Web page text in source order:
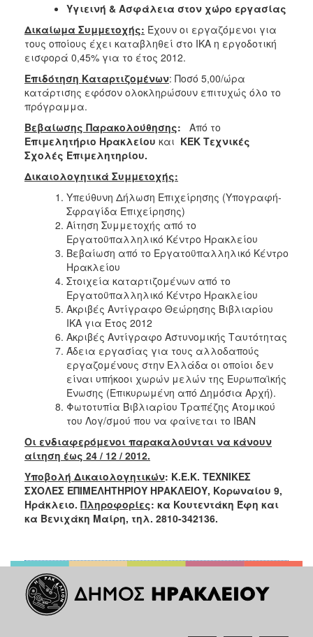
Υγιεινή & Ασφάλεια στον χώρο εργασίας
Δικαίωμα Συμμετοχής: Έχουν οι εργαζόμενοι για
τους οποίους έχει καταβληθεί στο ΙΚΑ η εργοδοτική
εισφορά 0,45% για το έτος 2012.
Επιδότηση Καταρτιζομένων: Ποσό 5,00/ώρα
κατάρτισης εφόσον ολοκληρώσουν επιτυχώς όλο το
πρόγραμμα.
Βεβαίωσης Παρακολούθησης: Από το
Επιμελητήριο Ηρακλείου και ΚΕΚ Τεχνικές
Σχολές Επιμελητηρίου.
Δικαιολογητικά Συμμετοχής:
Υπεύθυνη Δήλωση Επιχείρησης (Υπογραφή-
Σφραγίδα Επιχείρησης)
Αίτηση Συμμετοχής από το
Εργατοϋπαλληλικό Κέντρο Ηρακλείου
Βεβαίωση από το Εργατοϋπαλληλικό Κέντρο
Ηρακλείου
Στοιχεία καταρτιζομένων από το
Εργατοϋπαλληλικό Κέντρο Ηρακλείου
Ακριβές Αντίγραφο Θεώρησης Βιβλιαρίου
ΙΚΑ για Έτος 2012
Ακριβές Αντίγραφο Αστυνομικής Ταυτότητας
Άδεια εργασίας για τους αλλοδαπούς
εργαζομένους στην Ελλάδα οι οποίοι δεν
είναι υπήκοοι χωρών μελών της Ευρωπαϊκής
Ένωσης (Επικυρωμένη από Δημόσια Αρχή).
Φωτοτυπία Βιβλιαρίου Τραπέζης Ατομικού
του Λογ/σμού που να φαίνεται το ΙΒΑΝ
Οι ενδιαφερόμενοι παρακαλούνται να κάνουν
αίτηση έως 24 / 12 / 2012.
Υποβολή Δικαιολογητικών: Κ.Ε.Κ. ΤΕΧΝΙΚΕΣ
ΣΧΟΛΕΣ ΕΠΙΜΕΛΗΤΗΡΙΟΥ ΗΡΑΚΛΕΙΟΥ, Κορωναίου 9,
Ηράκλειο. Πληροφορίες: κα Κουτεντάκη Έφη και
κα Βενιχάκη Μαίρη, τηλ. 2810-342136.